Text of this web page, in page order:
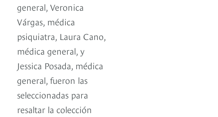
general, Veronica
Várgas, médica
psiquiatra, Laura Cano,
médica general, y
Jessica Posada, médica
general, fueron las
seleccionadas para
resaltar la colección